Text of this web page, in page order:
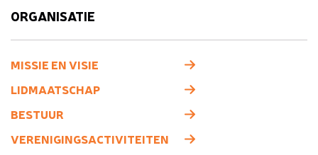
ORGANISATIE
MISSIE EN VISIE
LIDMAATSCHAP
BESTUUR
VERENIGINGSACTIVITEITEN